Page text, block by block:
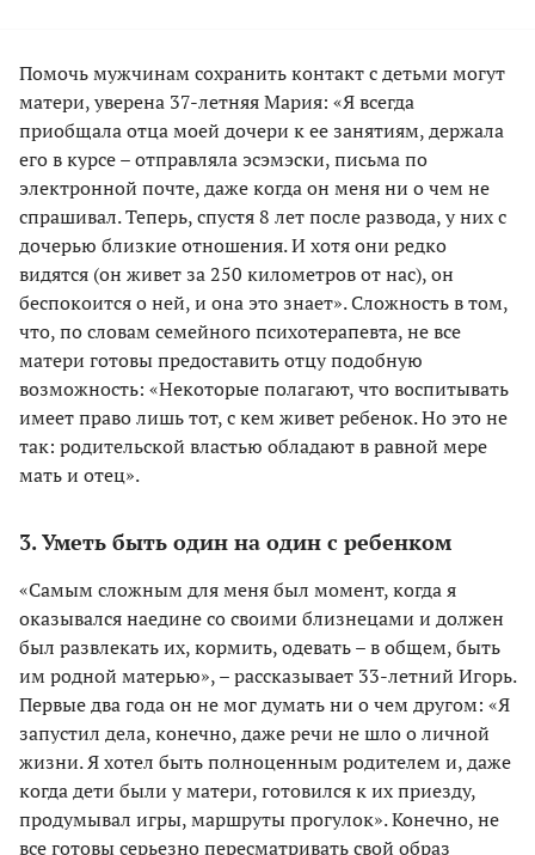
Помочь мужчинам сохранить контакт с детьми могут
матери, уверена 37-летняя Мария: «Я всегда
приобщала отца моей дочери к ее занятиям, держала
его в курсе – отправляла эсэмэски, письма по
электронной почте, даже когда он меня ни о чем не
спрашивал. Теперь, спустя 8 лет после развода, у них с
дочерью близкие отношения. И хотя они редко
видятся (он живет за 250 километров от нас), он
беспокоится о ней, и она это знает». Сложность в том,
что, по словам семейного психотерапевта, не все
матери готовы предоставить отцу подобную
возможность: «Некоторые полагают, что воспитывать
имеет право лишь тот, с кем живет ребенок. Но это не
так: родительской властью обладают в равной мере
мать и отец».
3. Уметь быть один на один с ребенком
«Самым сложным для меня был момент, когда я
оказывался наедине со своими близнецами и должен
был развлекать их, кормить, одевать – в общем, быть
им родной матерью», – рассказывает 33-летний Игорь.
Первые два года он не мог думать ни о чем другом: «Я
запустил дела, конечно, даже речи не шло о личной
жизни. Я хотел быть полноценным родителем и, даже
когда дети были у матери, готовился к их приезду,
продумывал игры, маршруты прогулок». Конечно, не
все готовы серьезно пересматривать свой образ